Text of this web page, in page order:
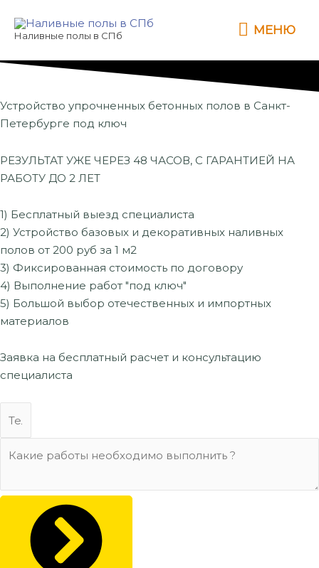
содержимому
Наливные полы в СПб МЕНЮ
МЕНЮ
Устройство упрочненных бетонных полов в Санкт-
Петербурге под ключ
РЕЗУЛЬТАТ УЖЕ ЧЕРЕЗ 48 ЧАСОВ, С ГАРАНТИЕЙ НА
РАБОТУ ДО 2 ЛЕТ
1) Бесплатный выезд специалиста
2) Устройство базовых и декоративных наливных
полов от 200 руб за 1 м2
3) Фиксированная стоимость по договору
4) Выполнение работ "под ключ"
5) Большой выбор отечественных и импортных
материалов
Заявка на бесплатный расчет и консультацию
специалиста